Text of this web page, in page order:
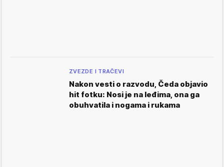
ZVEZDE I TRAČEVI
Nakon vesti o razvodu, Čeda objavio
hit fotku: Nosi je na leđima, ona ga
obuhvatila i nogama i rukama